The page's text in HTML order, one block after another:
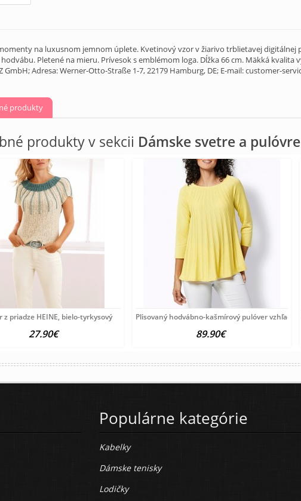
na luxusnom jemnom úplete. Kvetinový vzor v žiarivo trblietavej
Pletené na mieru. Prívesok s emblémom loga. Dĺžka 66 cm. Mäkká
GmbH; Adresa: Werner-Otto-Straße 1-7, 22179 Hamburg, DE; E-mail: customer-
produkty
produkty v sekcii Dámske svetre a pulóvre
z priadze HEINE, bielo-tyrkysový
27.90€
Plisovaný hodvábno-kašmírový pulóver
89.90€
Populárne kategórie
Kabelky
Dámske tenisky
Lodičky